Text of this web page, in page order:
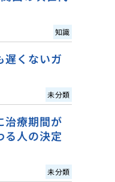
知識
遅くないガ
未分類
治療期間が
る人の決定
未分類